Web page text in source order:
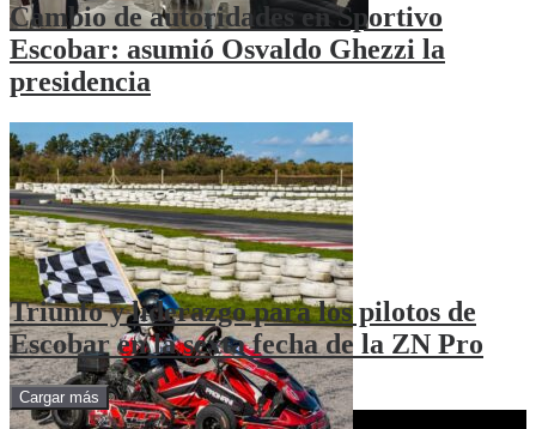
Cambio de autoridades en Sportivo
Escobar: asumió Osvaldo Ghezzi la
presidencia
Triunfo y liderazgo para los pilotos de
Escobar en la sexta fecha de la ZN Pro
Cargar más